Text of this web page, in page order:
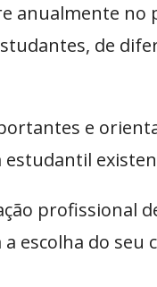
anualmente
de
e
estudantil
profissional
escolha do seu